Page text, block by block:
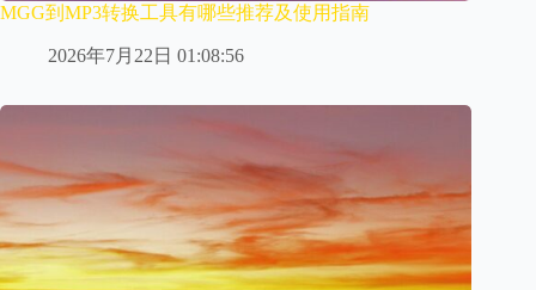
MGG到MP3转换工具有哪些推荐及使用指南
2026年7月22日 01:08:56